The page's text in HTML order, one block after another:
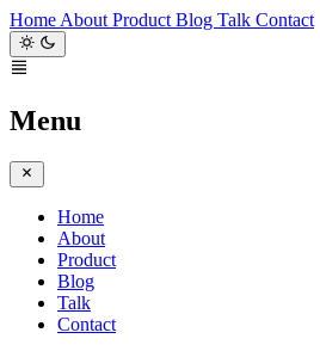
Home About Product Blog Talk Contact
Menu
Home
About
Product
Blog
Talk
Contact